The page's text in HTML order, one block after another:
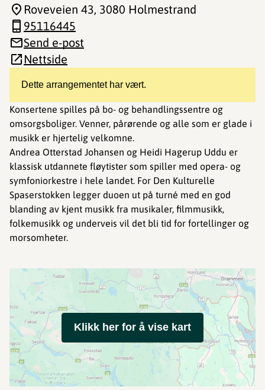
Dette arrangementet har vært.
Konsertene spilles på bo- og behandlingssentre og
omsorgsboliger. Venner, pårørende og alle som er glade i
musikk er hjertelig velkomne.
Andrea Otterstad Johansen og Heidi Hagerup Uddu er
klassisk utdannete fløytister som spiller med opera- og
symfoniorkestre i hele landet. For Den Kulturelle
Spaserstokken legger duoen ut på turné med en god
blanding av kjent musikk fra musikaler, filmmusikk,
folkemusikk og underveis vil det bli tid for fortellinger og
morsomheter.
Roveveien 43, 3080 Holmestrand
95116445
Send e-post
Nettside
Klikk her for å vise kart